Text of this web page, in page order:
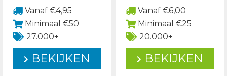
Vanaf €4,95
Minimaal €50
27.000+
BEKIJKEN
Vanaf €6,00
Minimaal €25
20.000+
BEKIJKEN